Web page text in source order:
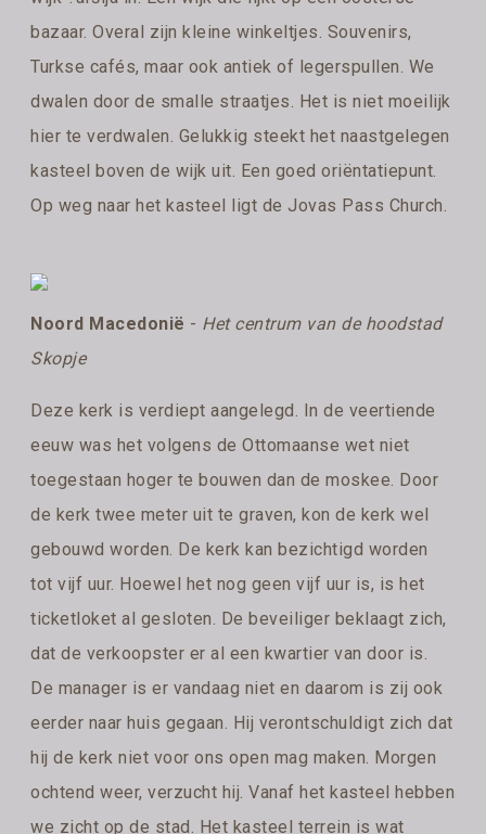
bazaar. Overal zijn kleine winkeltjes. Souvenirs,
Turkse cafés, maar ook antiek of legerspullen. We
dwalen door de smalle straatjes. Het is niet moeilijk
hier te verdwalen. Gelukkig steekt het naastgelegen
kasteel boven de wijk uit. Een goed oriëntatiepunt.
Op weg naar het kasteel ligt de Jovas Pass Church.
Noord Macedonië - Het centrum van de hoodstad
Skopje
Deze kerk is verdiept aangelegd. In de veertiende
eeuw was het volgens de Ottomaanse wet niet
toegestaan hoger te bouwen dan de moskee. Door
de kerk twee meter uit te graven, kon de kerk wel
gebouwd worden. De kerk kan bezichtigd worden
tot vijf uur. Hoewel het nog geen vijf uur is, is het
ticketloket al gesloten. De beveiliger beklaagt zich,
dat de verkoopster er al een kwartier van door is.
De manager is er vandaag niet en daarom is zij ook
eerder naar huis gegaan. Hij verontschuldigt zich dat
hij de kerk niet voor ons open mag maken. Morgen
ochtend weer, verzucht hij. Vanaf het kasteel hebben
we zicht op de stad. Het kasteel terrein is wat